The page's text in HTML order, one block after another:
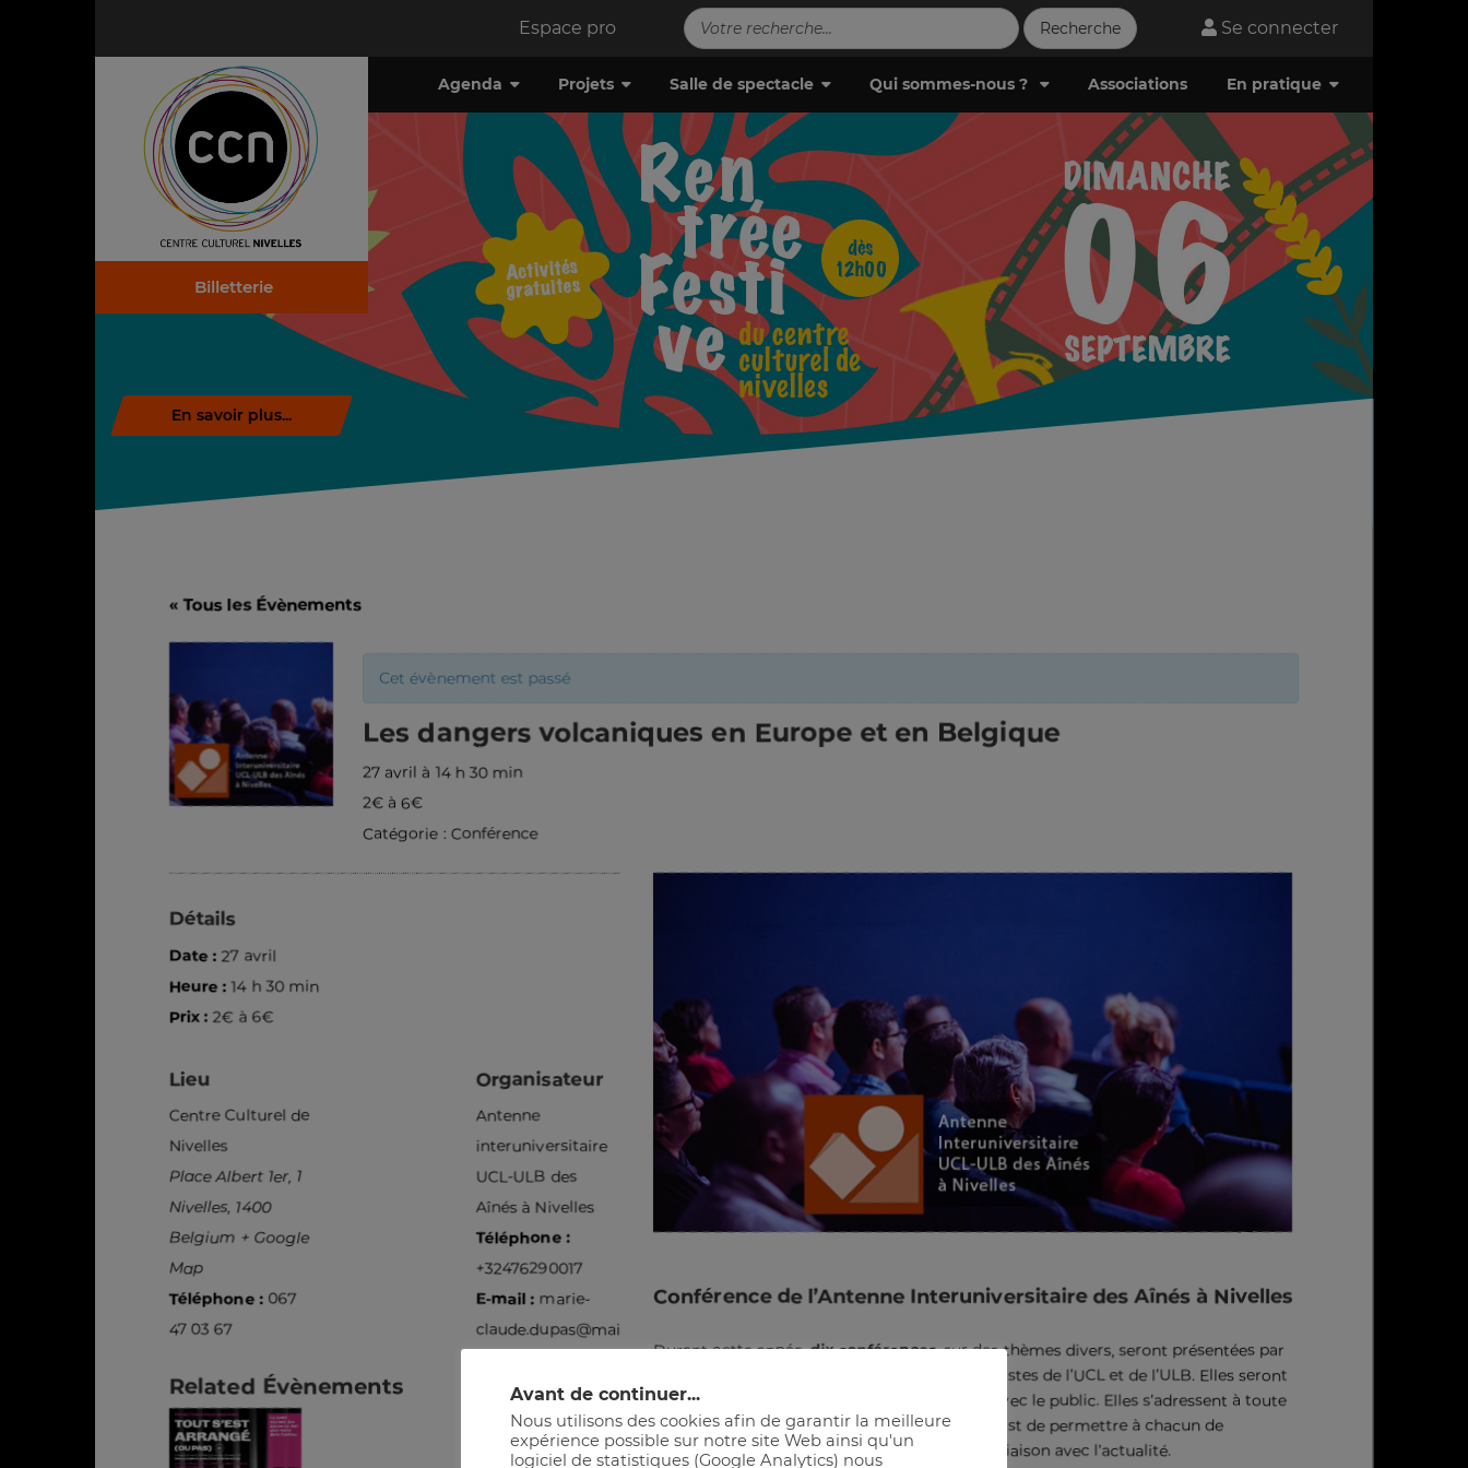
Espace pro Se connecter
Billetterie
Agenda Projets Salle de spectacle Qui sommes-nous ? Associations En pratique
Télécharger la brochure (.pdf)
« Tous les Évènements
Cet évènement est passé
Les dangers volcaniques en Europe et en Belgique
27 avril à 14 h 30 min
2€ à 6€
Catégorie : Conférence
Détails
Date : 27 avril
Heure :14 h 30 min
Prix : 2€ à 6€
Lieu
Centre Culturel de
Nivelles
Place Albert 1er, 1
Nivelles, 1400
Belgium + Google
Map
Téléphone : 067
47 03 67
Organisateur
Antenne
interuniversitaire
UCL-ULB des
Aînés à Nivelles
Téléphone :
+32476290017
E-mail : marie-
claude.dupas@mail.be
Related Évènements
Conférence de l’Antenne Interuniversitaire des Aînés à Nivelles
Durant cette année,dix conférences, sur des thèmes divers, seront présentées par
des professeurs, des chercheurs et des spécialistes de l’UCL et de l’ULB. Elles seront
suivies d’un échange de questions-réponses avec le public. Elles s’adressent à toute
personne disposant de temps libre. L’objectif est de permettre à chacun de
développer ses connaissances et de rester en liaison avec l’actualité.
Avant de continuer...
Nous utilisons des cookies afin de garantir la meilleure
expérience possible sur notre site Web ainsi qu'un
logiciel de statistiques (Google Analytics) nous